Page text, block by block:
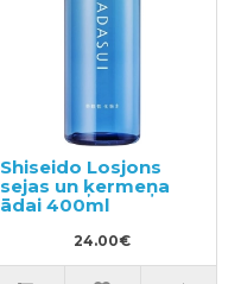
Shiseido Losjons
sejas un ķermeņa
ādai 400ml
24.00€